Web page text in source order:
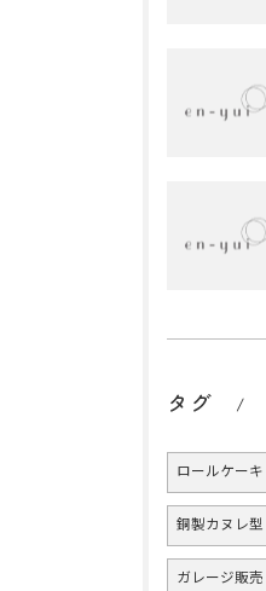
タグ
ロールケーキ
銅製カヌレ型
ガレージ販売